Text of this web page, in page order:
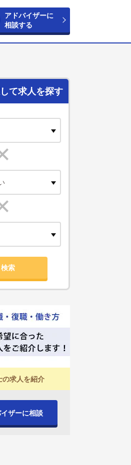
アドバイザーに
相談する
て求人を探す
検索
の求人を紹介
ザーに相談